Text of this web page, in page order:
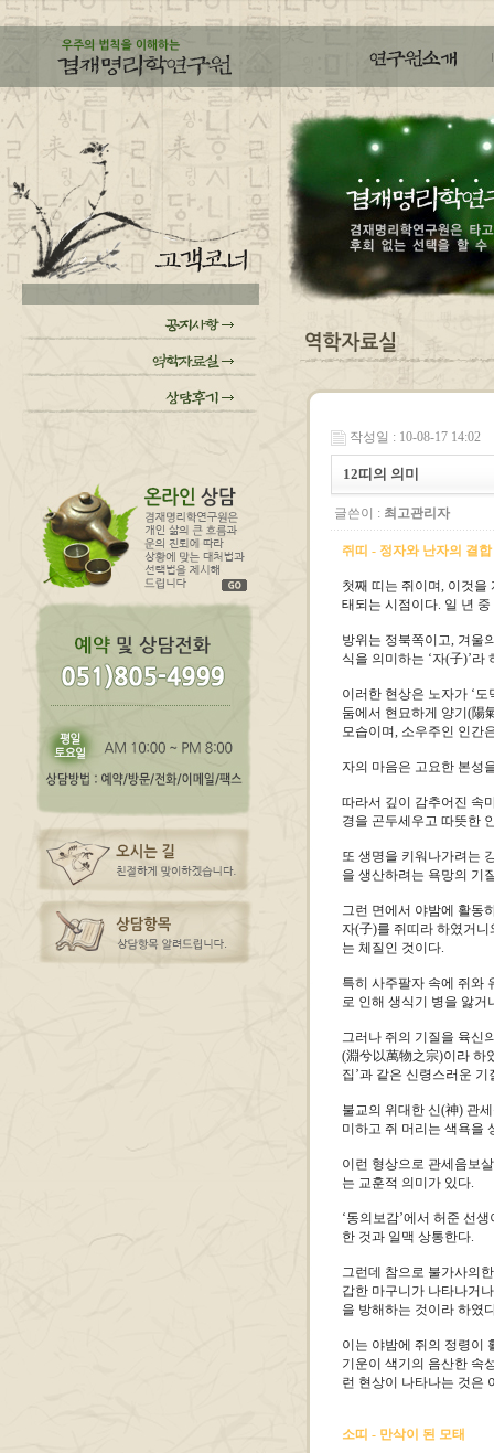
작성일 : 10-08-17 14:02
12띠의 의미
글쓴이 : 최고관리자
쥐띠 - 정자와 난자의 결합
첫째 띠는 쥐이며, 이것을
태되는 시점이다. 일 년
방위는 정북쪽이고, 겨울
식을 의미하는 ‘자(子)’라
이러한 현상은 노자가 ‘
둠에서 현묘하게 양기(陽
모습이며, 소우주인 인간
자의 마음은 고요한 본성
따라서 깊이 감추어진 속
경을 곤두세우고 따뜻한
또 생명을 키워나가려는
을 생산하려는 욕망의 기
그런 면에서 야밤에 활동
자(子)를 쥐띠라 하였거
는 체질인 것이다.
특히 사주팔자 속에 쥐와
로 인해 생식기 병을 앓거
그러나 쥐의 기질을 육신
(淵兮以萬物之宗)이라 하
집’과 같은 신령스러운
불교의 위대한 신(神) 관
미하고 쥐 머리는 색욕을
이런 형상으로 관세음보
는 교훈적 의미가 있다.
‘동의보감’에서 허준 선
한 것과 일맥 상통한다.
그런데 참으로 불가사의
갑한 마구니가 나타나거
을 방해하는 것이라 하였
이는 야밤에 쥐의 정령이
기운이 색기의 음산한 속
런 현상이 나타나는 것은
소띠 - 만삭이 된 모태